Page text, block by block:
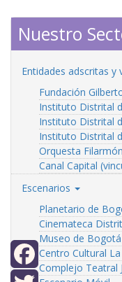
Nuestro
Entidades adscritas y
Fundación
Instituto Distrital
Instituto Distrital
Instituto Distrital
Orquesta
Canal Capital
Escenarios
Planetario de
Cinemateca
Museo de Bogotá
Centro Cultural
Complejo Teatral